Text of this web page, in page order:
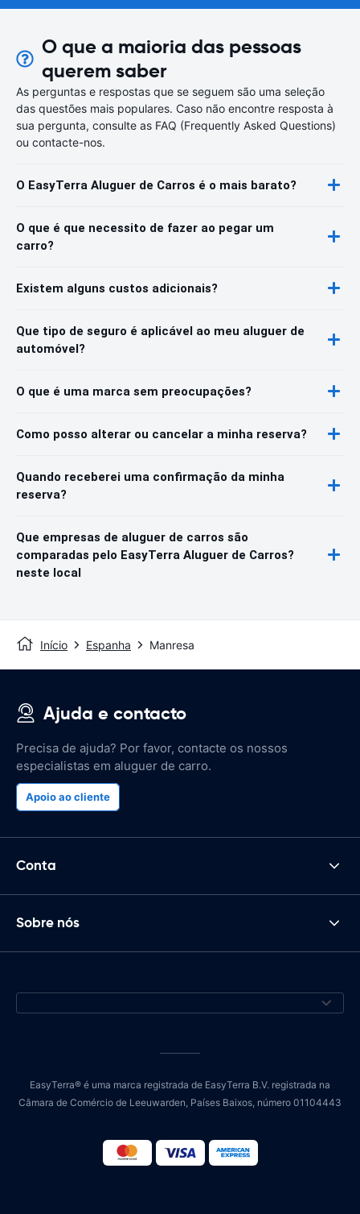
O que a maioria das pessoas
querem saber
As perguntas e respostas que se seguem são uma seleção
das questões mais populares. Caso não encontre resposta à
sua pergunta, consulte as FAQ (Frequently Asked Questions)
ou contacte-nos.
O EasyTerra Aluguer de Carros é o mais barato?
O que é que necessito de fazer ao pegar um
carro?
Existem alguns custos adicionais?
Que tipo de seguro é aplicável ao meu aluguer de
automóvel?
O que é uma marca sem preocupações?
Como posso alterar ou cancelar a minha reserva?
Quando receberei uma confirmação da minha
reserva?
Que empresas de aluguer de carros são
comparadas pelo EasyTerra Aluguer de Carros?
neste local
Início Espanha Manresa
Ajuda e contacto
Precisa de ajuda? Por favor, contacte os nossos
especialistas em aluguer de carro.
Apoio ao cliente
Conta
Sobre nós
EasyTerra® é uma marca registrada de EasyTerra B.V. registrada na
Câmara de Comércio de Leeuwarden, Países Baixos, número 01104443